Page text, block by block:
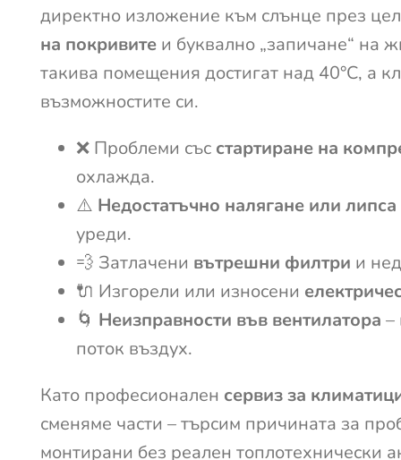
директно изложение към слънце през
на покривитеи буквално „запичане“ на
такива помещения достигат над 40°C, а
възможностите си.
❌ Проблеми със стартиране на
охлажда.
⚠️ Недостатъчно налягане или
уреди.
💨 Затлачени вътрешни филтри и
🔌 Изгорели или износени
🌀 Неизправности във вентилатора –
поток въздух.
Като професионален сервиз за
сменяме части – търсим причината за
монтирани без реален топлотехнически